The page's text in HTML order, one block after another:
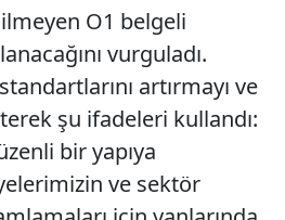
O1 belgeli
vurguladı.
artırmayı ve
şu ifadeleri kullandı:
bir yapıya
ve sektör